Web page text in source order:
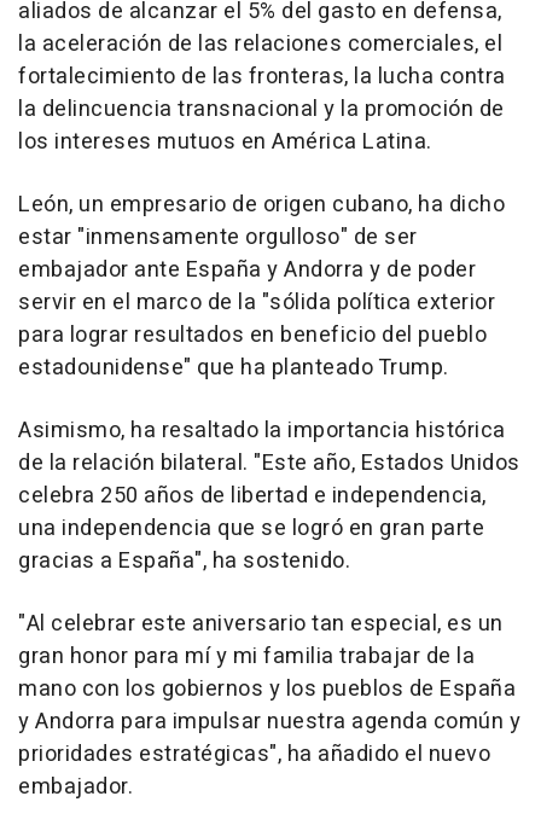
aliados de alcanzar el 5% del gasto en defensa,
la aceleración de las relaciones comerciales, el
fortalecimiento de las fronteras, la lucha contra
la delincuencia transnacional y la promoción de
los intereses mutuos en América Latina.
León, un empresario de origen cubano, ha dicho
estar "inmensamente orgulloso" de ser
embajador ante España y Andorra y de poder
servir en el marco de la "sólida política exterior
para lograr resultados en beneficio del pueblo
estadounidense" que ha planteado Trump.
Asimismo, ha resaltado la importancia histórica
de la relación bilateral. "Este año, Estados Unidos
celebra 250 años de libertad e independencia,
una independencia que se logró en gran parte
gracias a España", ha sostenido.
"Al celebrar este aniversario tan especial, es un
gran honor para mí y mi familia trabajar de la
mano con los gobiernos y los pueblos de España
y Andorra para impulsar nuestra agenda común y
prioridades estratégicas", ha añadido el nuevo
embajador.